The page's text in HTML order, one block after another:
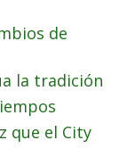
de
la tradición
que el City